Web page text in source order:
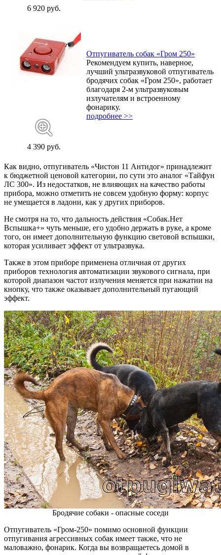
6 920 руб.
4 390 руб.
Отпугиватель собак «Гром 250»
Рекомендуем купить, наверное,
лучший ультразвуковой отпугиватель
бродячих собак «Гром 250», работает
благодаря 2-м ультразвуковым
излучателям и встроенному
фонарику.
подробнее >>
Как видно, отпугиватель «Чистон 11 Антидог» принадлежит
к бюджетной ценовой категории, по сути это аналог «Тайфун
ЛС 300». Из недостатков, не влияющих на качество работы
прибора, можно отметить не совсем удобную форму: корпус
не умещается в ладони, как у других приборов.
Не смотря на то, что дальность действия «Собак.Нет
Вспышка+» чуть меньше, его удобно держать в руке, а кроме
того, он имеет дополнительную функцию световой вспышки,
которая усиливает эффект от ультразвука.
Также в этом приборе применена отличная от других
приборов технология автоматизации звукового сигнала, при
которой диапазон частот излучения меняется при нажатии на
кнопку, что также оказывает дополнительный пугающий
эффект.
Бродячие собаки - опасные соседи
Отпугиватель «Гром-250» помимо основной функции
отпугивания агрессивных собак имеет также, что не
маловажно, фонарик. Когда вы возвращаетесь домой в